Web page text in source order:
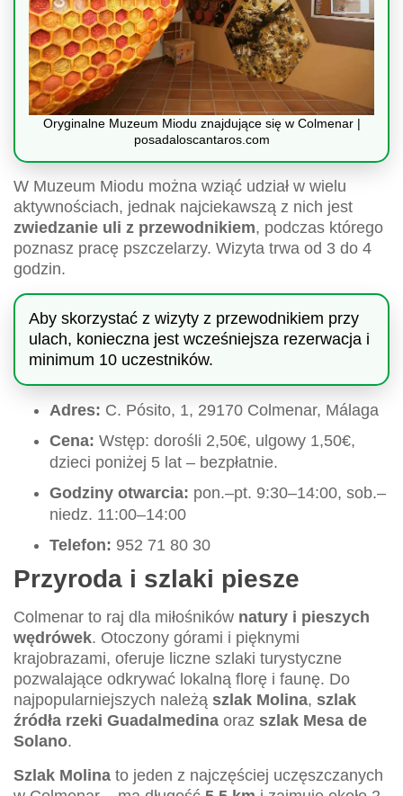
Oryginalne Muzeum Miodu znajdujące się w Colmenar |
posadaloscantaros.com
W Muzeum Miodu można wziąć udział w wielu
aktywnościach, jednak najciekawszą z nich jest
zwiedzanie uli z przewodnikiem, podczas którego
poznasz pracę pszczelarzy. Wizyta trwa od 3 do 4
godzin.
Aby skorzystać z wizyty z przewodnikiem przy
ulach, konieczna jest wcześniejsza rezerwacja i
minimum 10 uczestników.
Adres: C. Pósito, 1, 29170 Colmenar, Málaga
Cena: Wstęp: dorośli 2,50€, ulgowy 1,50€,
dzieci poniżej 5 lat – bezpłatnie.
Godziny otwarcia: pon.–pt. 9:30–14:00, sob.–
niedz. 11:00–14:00
Telefon: 952 71 80 30
Przyroda i szlaki piesze
Colmenar to raj dla miłośników natury i pieszych
wędrówek. Otoczony górami i pięknymi
krajobrazami, oferuje liczne szlaki turystyczne
pozwalające odkrywać lokalną florę i faunę. Do
najpopularniejszych należą szlak Molina, szlak
źródła rzeki Guadalmedina oraz szlak Mesa de
Solano.
Szlak Molina to jeden z najczęściej uczęszczanych